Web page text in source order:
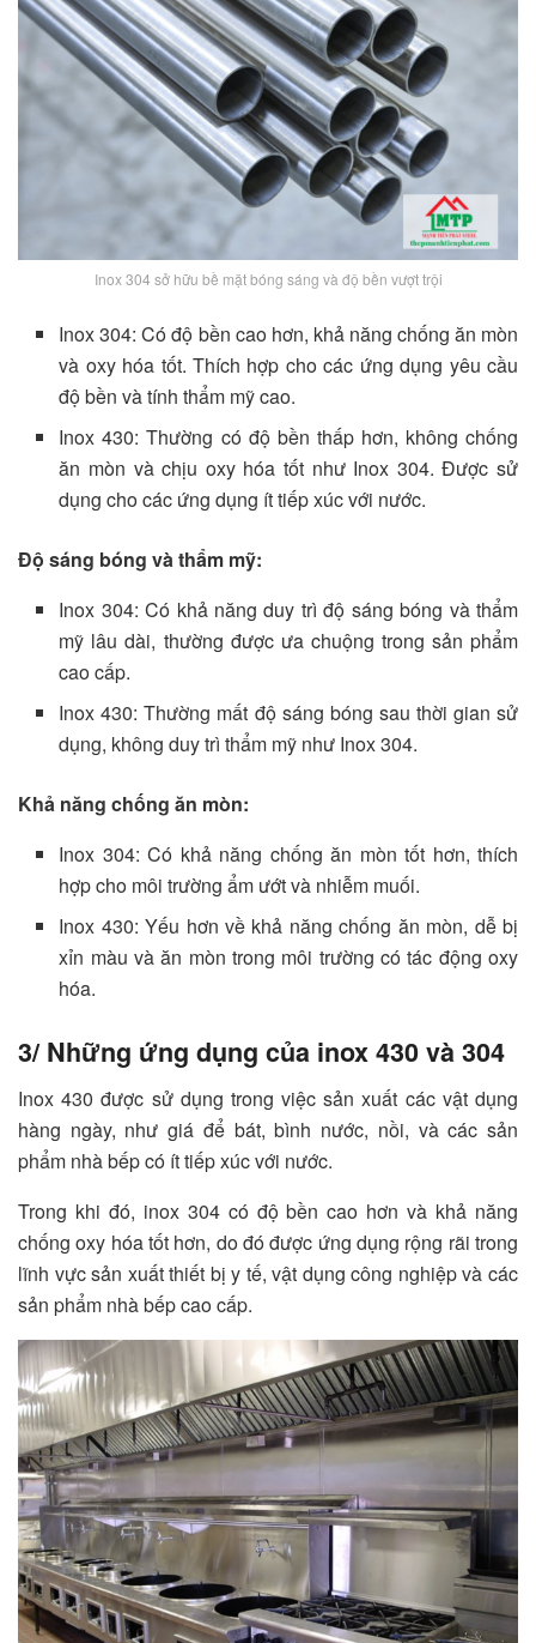
Inox 304 sở hữu bề mặt bóng sáng và độ bền vượt trội
Inox 304: Có độ bền cao hơn, khả năng chống ăn mòn
và oxy hóa tốt. Thích hợp cho các ứng dụng yêu cầu
độ bền và tính thẩm mỹ cao.
Inox 430: Thường có độ bền thấp hơn, không chống
ăn mòn và chịu oxy hóa tốt như Inox 304. Được sử
dụng cho các ứng dụng ít tiếp xúc với nước.
Độ sáng bóng và thẩm mỹ:
Inox 304: Có khả năng duy trì độ sáng bóng và thẩm
mỹ lâu dài, thường được ưa chuộng trong sản phẩm
cao cấp.
Inox 430: Thường mất độ sáng bóng sau thời gian sử
dụng, không duy trì thẩm mỹ như Inox 304.
Khả năng chống ăn mòn:
Inox 304: Có khả năng chống ăn mòn tốt hơn, thích
hợp cho môi trường ẩm ướt và nhiễm muối.
Inox 430: Yếu hơn về khả năng chống ăn mòn, dễ bị
xỉn màu và ăn mòn trong môi trường có tác động oxy
hóa.
3/ Những ứng dụng của inox 430 và 304
Inox 430 được sử dụng trong việc sản xuất các vật dụng
hàng ngày, như giá để bát, bình nước, nồi, và các sản
phẩm nhà bếp có ít tiếp xúc với nước.
Trong khi đó, inox 304 có độ bền cao hơn và khả năng
chống oxy hóa tốt hơn, do đó được ứng dụng rộng rãi trong
lĩnh vực sản xuất thiết bị y tế, vật dụng công nghiệp và các
sản phẩm nhà bếp cao cấp.